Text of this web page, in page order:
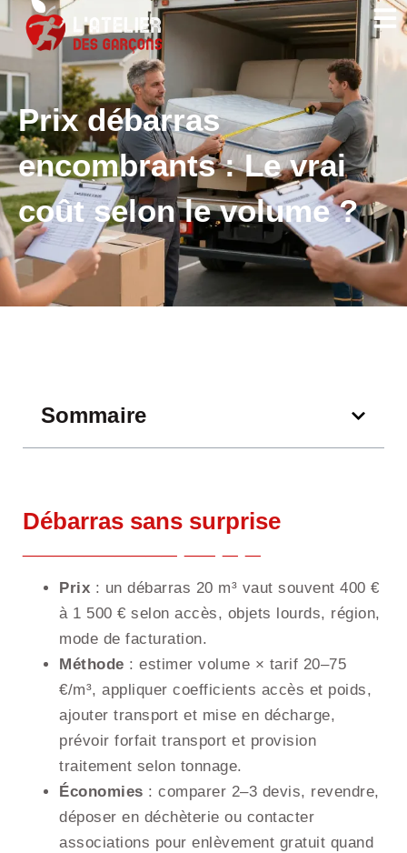
Prix débarras
encombrants : Le vrai
coût selon le volume ?
Sommaire
Débarras sans surprise
Prix : un débarras 20 m³ vaut souvent 400 €
à 1 500 € selon accès, objets lourds, région,
mode de facturation.
Méthode : estimer volume × tarif 20–75
€/m³, appliquer coefficients accès et poids,
ajouter transport et mise en décharge,
prévoir forfait transport et provision
traitement selon tonnage.
Économies : comparer 2–3 devis, revendre,
déposer en déchèterie ou contacter
associations pour enlèvement gratuit quand